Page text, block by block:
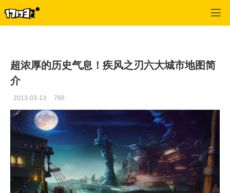
超浓厚的历史气息！疾风之刃六大城市地图简
介
2013-03-13 766